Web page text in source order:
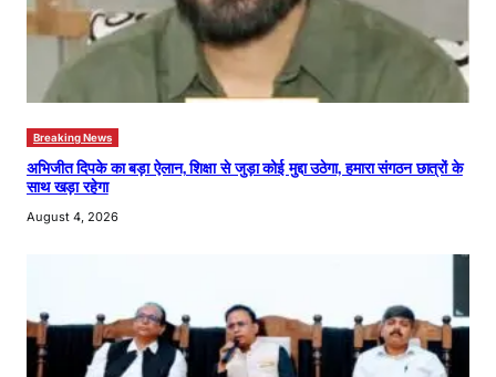
Breaking News
अभिजीत दिपके का बड़ा ऐलान, शिक्षा से जुड़ा कोई मुद्दा उठेगा, हमारा संगठन छात्रों के
साथ खड़ा रहेगा
August 4, 2026